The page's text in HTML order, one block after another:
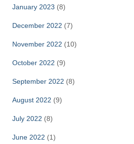
January 2023 (8)
December 2022 (7)
November 2022 (10)
October 2022 (9)
September 2022 (8)
August 2022 (9)
July 2022 (8)
June 2022 (1)